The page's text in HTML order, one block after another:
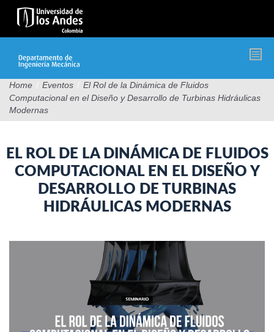
Pasar
contenido
Home / Eventos / El Rol de la Dinámica de Fluidos
Computacional en el Diseño y Desarrollo de Turbinas Hidráulicas
Modernas
EL ROL DE LA DINÁMICA DE FLUIDOS
COMPUTACIONAL EN EL DISEÑO Y
DESARROLLO DE TURBINAS
HIDRÁULICAS MODERNAS